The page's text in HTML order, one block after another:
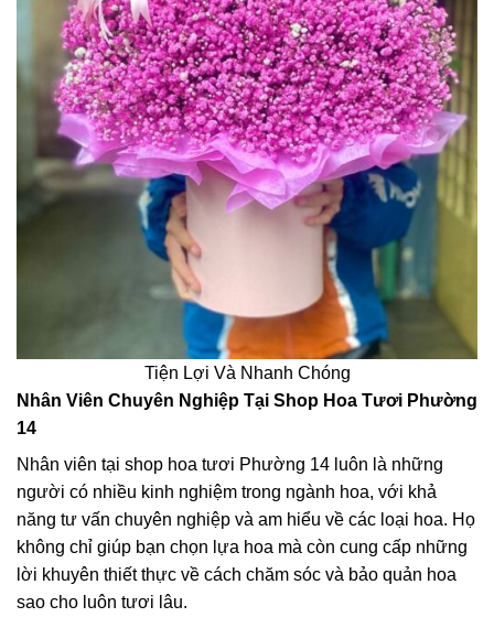
Tiện Lợi Và Nhanh Chóng
Nhân Viên Chuyên Nghiệp Tại Shop Hoa Tươi Phường
14
Nhân viên tại shop hoa tươi Phường 14 luôn là những
người có nhiều kinh nghiệm trong ngành hoa, với khả
năng tư vấn chuyên nghiệp và am hiểu về các loại hoa. Họ
không chỉ giúp bạn chọn lựa hoa mà còn cung cấp những
lời khuyên thiết thực về cách chăm sóc và bảo quản hoa
sao cho luôn tươi lâu.